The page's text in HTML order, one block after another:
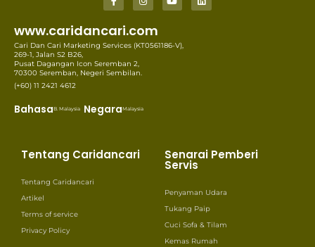
www.caridancari.com
Cari Dan Cari Marketing Services (KT0561186-V),
269-1, Jalan S2 B26,
Pusat Dagangan Icon Seremban 2,
70300 Seremban, Negeri Sembilan.
(+60) 11 2421 4612
BahasaB. Malaysia NegaraMalaysia
Tentang Caridancari
Tentang Caridancari
Artikel
Terms of service
Privacy Policy
Senarai Pemberi
Servis
Penyaman Udara
Tukang Paip
Cuci Sofa & Tilam
Kemas Rumah